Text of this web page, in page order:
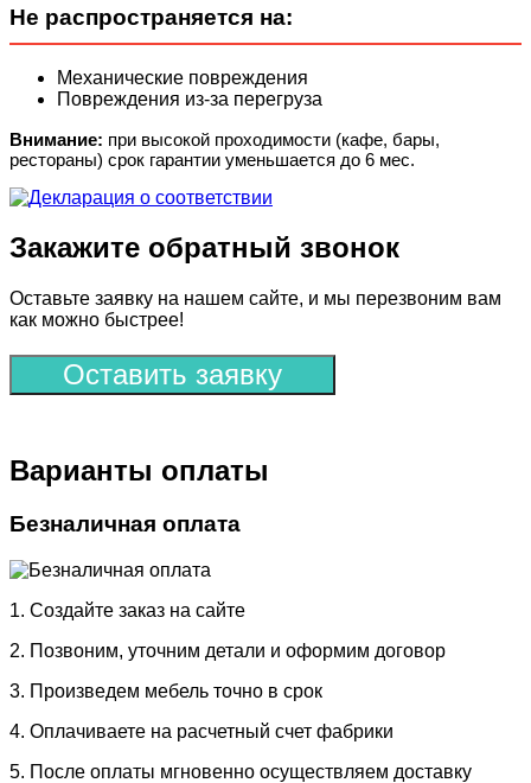
Не распространяется на:
Механические повреждения
Повреждения из-за перегруза
Внимание: при высокой проходимости (кафе, бары,
рестораны) срок гарантии уменьшается до 6 мес.
Закажите обратный звонок
Оставьте заявку на нашем сайте, и мы перезвоним вам
как можно быстрее!
Оставить заявку
Варианты оплаты
Безналичная оплата
1. Создайте заказ на сайте
2. Позвоним, уточним детали и оформим договор
3. Произведем мебель точно в срок
4. Оплачиваете на расчетный счет фабрики
5. После оплаты мгновенно осуществляем доставку